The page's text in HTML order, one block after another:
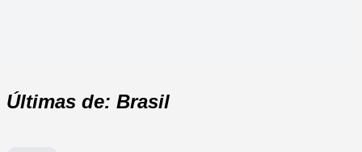
Últimas de: Brasil